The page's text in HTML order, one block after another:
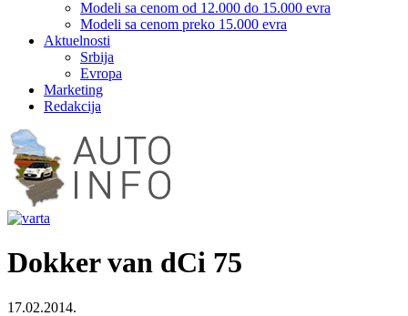
Modeli sa cenom od 12.000 do 15.000 evra
Modeli sa cenom preko 15.000 evra
Aktuelnosti
Srbija
Evropa
Marketing
Redakcija
Dokker van dCi 75
17.02.2014.